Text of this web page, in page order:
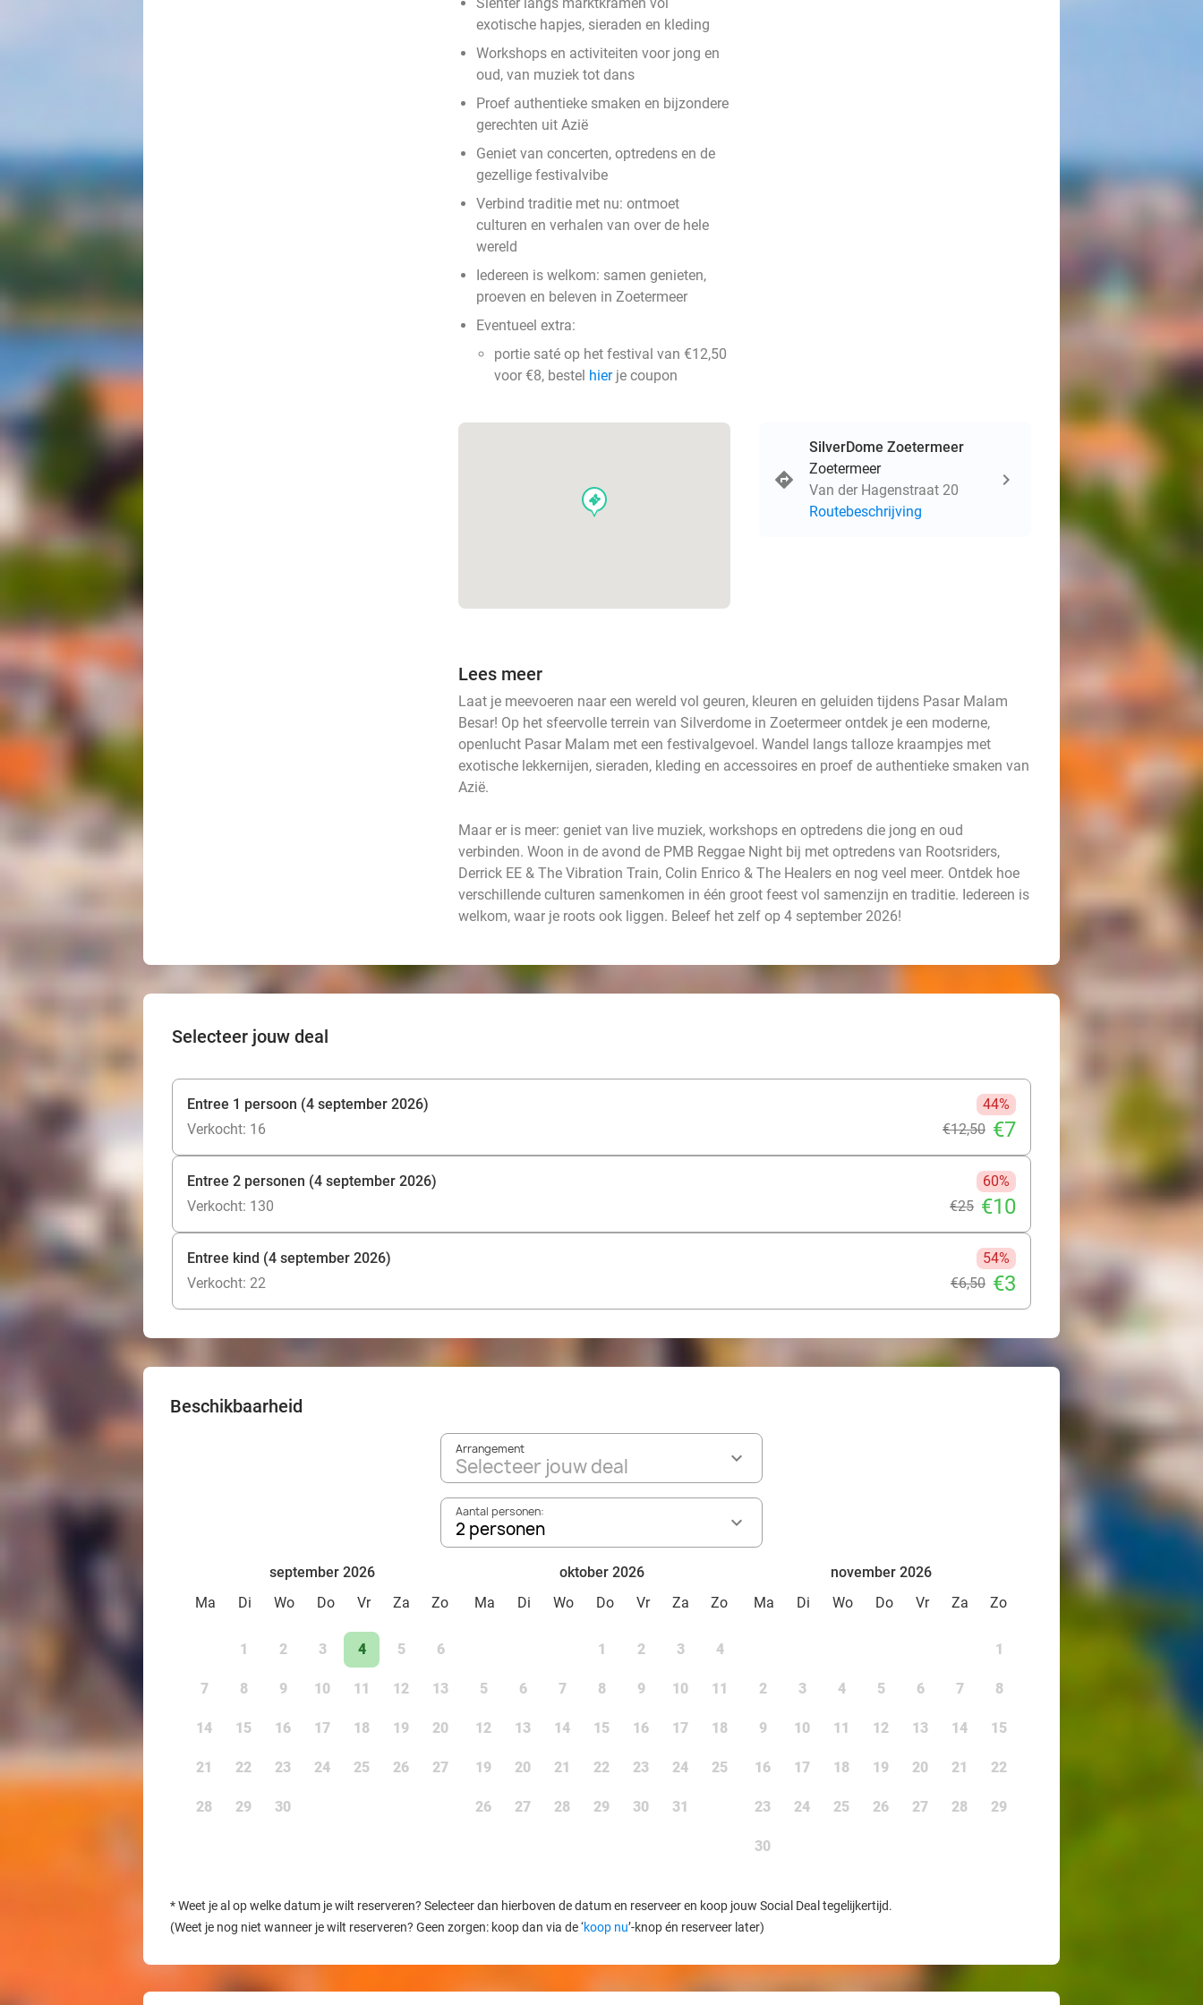
exotische hapjes, sieraden en kleding
Workshops en activiteiten voor jong en
oud, van muziek tot dans
Proef authentieke smaken en bijzondere
gerechten uit Azië
Geniet van concerten, optredens en de
gezellige festivalvibe
Verbind traditie met nu: ontmoet
culturen en verhalen van over de hele
wereld
Iedereen is welkom: samen genieten,
proeven en beleven in Zoetermeer
Eventueel extra:
portie saté op het festival van €12,50
voor €8, bestel hierje coupon
events
SilverDome Zoetermeer
Zoetermeer
Van der Hagenstraat 20
Routebeschrijving
Lees meer
Laat je meevoeren naar een wereld vol geuren, kleuren en geluiden tijdens Pasar Malam
Besar! Op het sfeervolle terrein van Silverdome in Zoetermeer ontdek je een moderne,
openlucht Pasar Malam met een festivalgevoel. Wandel langs talloze kraampjes met
exotische lekkernijen, sieraden, kleding en accessoires en proef de authentieke smaken van
Azië.
Maar er is meer: geniet van live muziek, workshops en optredens die jong en oud
verbinden. Woon in de avond de PMB Reggae Night bij met optredens van Rootsriders,
Derrick EE & The Vibration Train, Colin Enrico & The Healers en nog veel meer. Ontdek hoe
verschillende culturen samenkomen in één groot feest vol samenzijn en traditie. Iedereen is
welkom, waar je roots ook liggen. Beleef het zelf op 4 september 2026!
Selecteer jouw deal
Entree 1 persoon (4 september 2026)
44%
Verkocht: 16
€12,50 €7
Entree 2 personen (4 september 2026)
60%
Verkocht: 130
€25 €10
Entree kind (4 september 2026)
54%
Verkocht: 22
€6,50 €3
Beschikbaarheid
Arrangement
Selecteer jouw deal
Aantal personen:
2 personen
september 2026
Ma
Di Wo Do Vr Za Zo
1 2 3 4 5 6
7 8 9 10 11 12 13
14 15 16 17 18 19 20
21 22 23 24 25 26 27
28 29 30
oktober 2026
Ma
Di Wo Do Vr Za Zo
1 2 3 4
5 6 7 8 9 10 11
12 13 14 15 16 17 18
19 20 21 22 23 24 25
26 27 28 29 30 31
november 2026
Ma
Di Wo Do Vr Za Zo
1
2 3 4 5 6 7 8
9 10 11 12 13 14 15
16 17 18 19 20 21 22
23 24 25 26 27 28 29
30
*Weet je al op welke datum je wilt reserveren? Selecteer dan hierboven de datum en reserveer en koop jouw Social Deal tegelijkertijd.
(Weet je nog niet wanneer je wilt reserveren? Geen zorgen: koop dan via de ‘koop nu’-knop én reserveer later)